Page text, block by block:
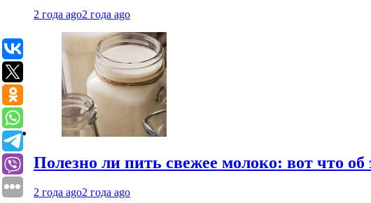
2 года ago2 года ago
Полезно ли пить свежее молоко: вот что
2 года ago2 года ago